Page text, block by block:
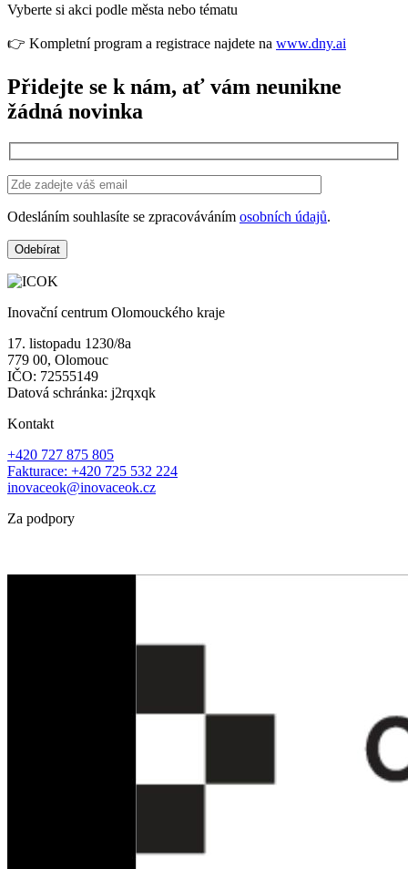
Vyberte si akci podle města nebo tématu
👉 Kompletní program a registrace najdete na www.dny.ai
Přidejte se k nám, ať vám neunikne
žádná novinka
Odesláním souhlasíte se zpracováváním osobních údajů.
Inovační centrum Olomouckého kraje
17. listopadu 1230/8a
779 00, Olomouc
IČO: 72555149
Datová schránka: j2rqxqk
Kontakt
+420 727 875 805
Fakturace: +420 725 532 224
inovaceok@inovaceok.cz
Za podpory